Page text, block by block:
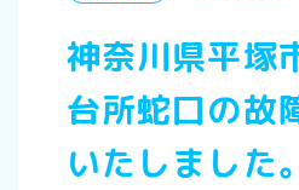
神奈川県平塚
台所蛇口の故
いたしました。